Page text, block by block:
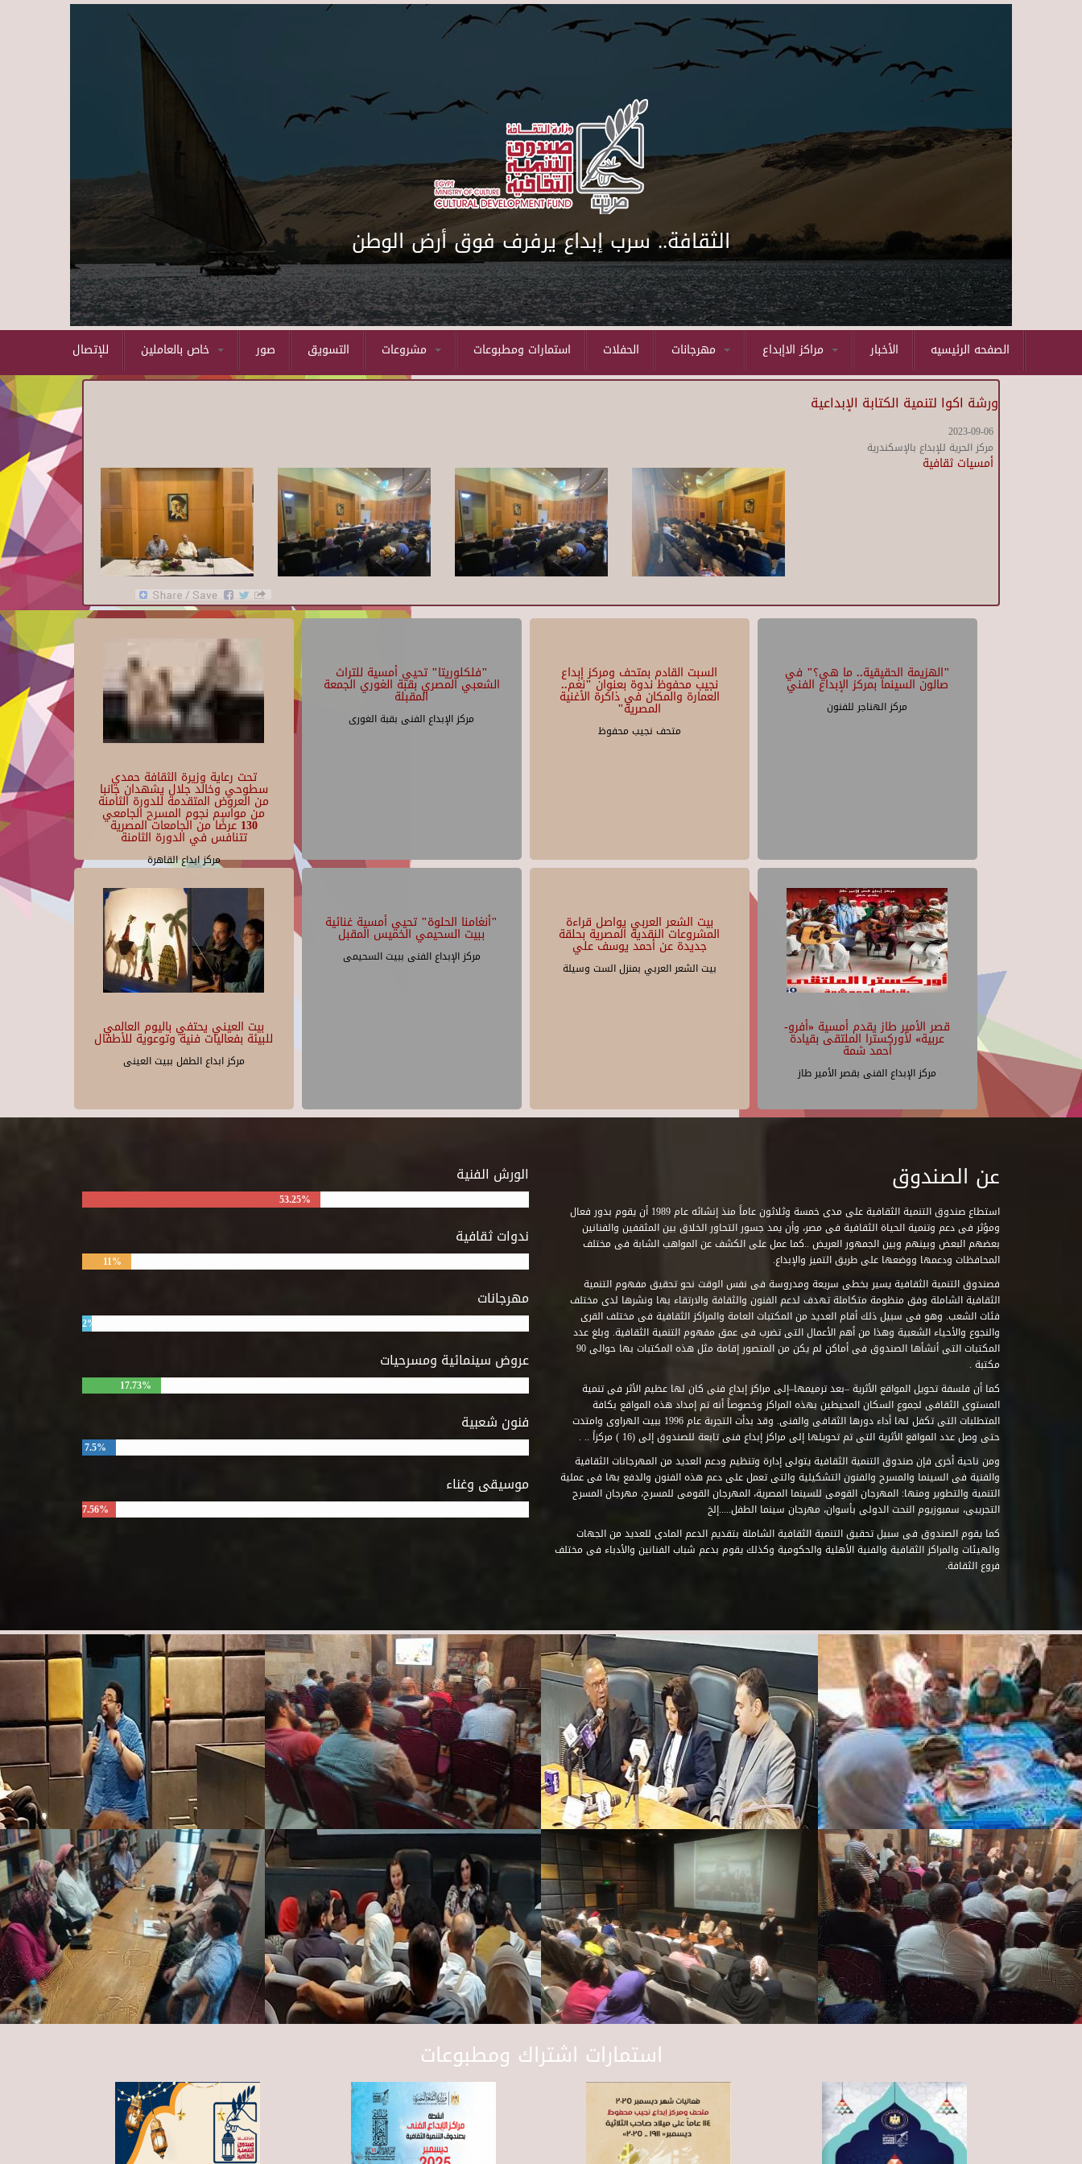
Skip to main content
الثقافة.. سرب إبداع يرفرف فوق أرض الوطن
للإتصال صور التسويق استمارات ومطبوعات الحفلات الأخبار الصفحه الرئيسيه
ورشة اكوا لتنمية الكتابة الإبداعية
2023-09-06
مركز الحرية للإبداع بالإسكندرية
أمسيات ثقافية
تحت رعاية وزيرة الثقافة حمدي
سطوحي وخالد جلال يشهدان جانبا
من العروض المتقدمة للدورة الثامنة
من مواسم نجوم المسرح الجامعي
130 عرضًا من الجامعات المصرية
تتنافس في الدورة الثامنة
مركز ابداع القاهرة
"فلكلوريتا" تحيي أمسية للتراث
الشعبي المصري بقبة الغوري الجمعة
المقبلة
مركز الإبداع الفنى بقبة الغورى
السبت القادم بمتحف ومركز إبداع
نجيب محفوظ ندوة بعنوان "نغم..
العمارة والمكان في ذاكرة الأغنية
المصرية"
متحف نجيب محفوظ
"الهزيمة الحقيقية.. ما هي؟" في
صالون السينما بمركز الإبداع الفني
مركز الهناجر للفنون
بيت العيني يحتفي باليوم العالمي
للبيئة بفعاليات فنية وتوعوية للأطفال
مركز ابداع الطفل ببيت العينى
"أنغامنا الحلوة" تحيي أمسية غنائية
ببيت السحيمي الخميس المقبل
مركز الإبداع الفنى ببيت السحيمى
بيت الشعر العربي يواصل قراءة
المشروعات النقدية المصرية بحلقة
جديدة عن أحمد يوسف علي
بيت الشعر العربي بمنزل الست وسيلة
قصر الأمير طاز يقدم أمسية «أفرو-
عربية» لأوركسترا الملتقى بقيادة
أحمد شمة
مركز الإبداع الفنى بقصر الأمير طاز
الورش الفنية
53.25%
ندوات ثقافية
11%
مهرجانات
2%
عروض سينمائية ومسرحيات
17.73%
فنون شعبية
7.5%
موسيقى وغناء
7.56%
عن الصندوق
استطاع صندوق التنمية الثقافية على مدى خمسة وثلاثون عاماً منذ إنشائه عام 1989 أن يقوم بدور فعال
ومؤثر فى دعم وتنمية الحياة الثقافية فى مصر، وأن يمد جسور التحاور الخلاق بين المثقفين والفنانين
بعضهم البعض وبينهم وبين الجمهور العريض ..كما عمل على الكشف عن المواهب الشابة فى مختلف
المحافظات ودعمها ووضعها على طريق التميز والإبداع.
فصندوق التنمية الثقافية يسير بخطى سريعة ومدروسة فى نفس الوقت نحو تحقيق مفهوم التنمية
الثقافية الشاملة وفق منظومة متكاملة تهدف لدعم الفنون والثقافة والارتقاء بها ونشرها لدى مختلف
فئات الشعب. وهو فى سبيل ذلك أقام العديد من المكتبات العامة والمراكز الثقافية فى مختلف القرى
والنجوع والأحياء الشعبية وهذا من أهم الأعمال التى تضرب فى عمق مفهوم التنمية الثقافية. وبلغ عدد
المكتبات التى أنشأها الصندوق فى أماكن لم يكن من المتصور إقامة مثل هذه المكتبات بها حوالى 90
مكتبة .
كما أن فلسفة تحويل المواقع الأثرية –بعد ترميمها–إلى مراكز إبداع فنى كان لها عظيم الأثر فى تنمية
المستوى الثقافى لجموع السكان المحيطين بهذه المراكز وخصوصاً أنه تم إمداد هذه المواقع بكافة
المتطلبات التى تكفل لها أداء دورها الثقافى والفنى. وقد بدأت التجربة عام 1996 ببيت الهراوى وامتدت
حتى وصل عدد المواقع الأثرية التى تم تحويلها إلى مراكز إبداع فنى تابعة للصندوق إلى (16 ) مركزاً .. .
ومن ناحية أخرى فإن صندوق التنمية الثقافية يتولى إدارة وتنظيم ودعم العديد من المهرجانات الثقافية
والفنية فى السينما والمسرح والفنون التشكيلية والتى تعمل على دعم هذه الفنون والدفع بها فى عملية
التنمية والتطوير ومنها: المهرجان القومى للسينما المصرية، المهرجان القومى للمسرح، مهرجان المسرح
التجريبى، سمبوزيوم النحت الدولى بأسوان، مهرجان سينما الطفل.....إلخ
كما يقوم الصندوق فى سبيل تحقيق التنمية الثقافية الشاملة بتقديم الدعم المادى للعديد من الجهات
والهيئات والمراكز الثقافية والفنية الأهلية والحكومية وكذلك يقوم بدعم شباب الفنانين والأدباء فى مختلف
فروع الثقافة.
استمارات اشتراك ومطبوعات